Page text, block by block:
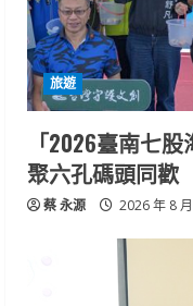
旅遊
「2026臺南七
聚六孔碼頭同歡
蔡 永源 2026 年 8